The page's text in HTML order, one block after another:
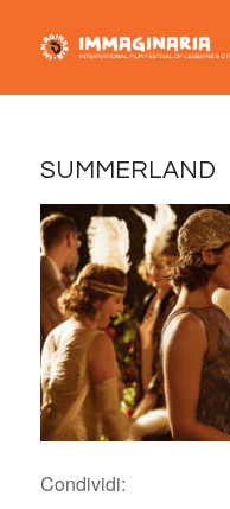
SUMMERLAND
Condividi: